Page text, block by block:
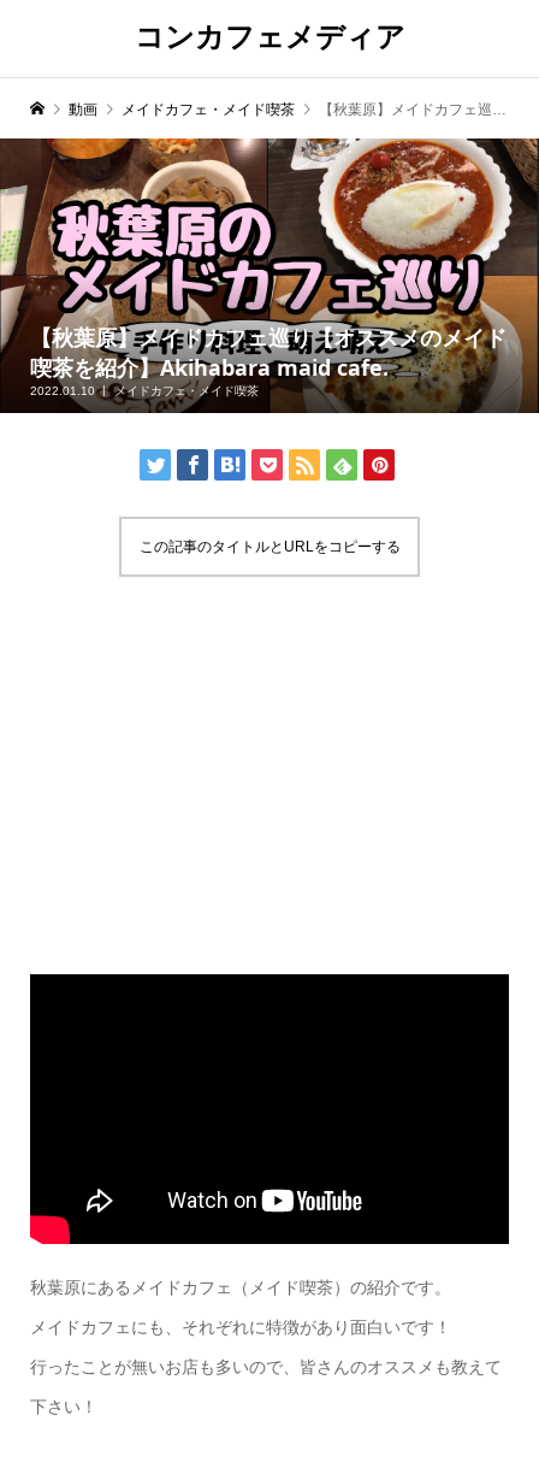
コンカフェメディア
動画 メイドカフェ・メイド喫茶 【秋葉原】メイドカフェ巡り【オススメのメイド喫茶を紹介】Akihabara maid cafe.
【秋葉原】メイドカフェ巡り【オススメのメイド
喫茶を紹介】Akihabara maid cafe.
2022.01.10 メイドカフェ・メイド喫茶
この記事のタイトルとURLをコピーする
秋葉原にあるメイドカフェ（メイド喫茶）の紹介です。
メイドカフェにも、それぞれに特徴があり面白いです！
行ったことが無いお店も多いので、皆さんのオススメも教えて
下さい！